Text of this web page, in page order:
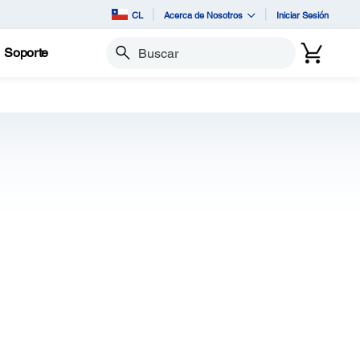
CL Acerca de Nosotros Iniciar Sesión
Soporte Buscar